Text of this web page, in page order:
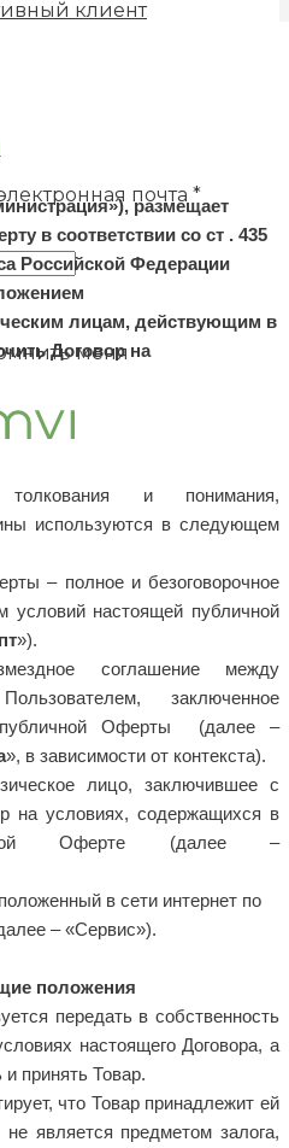
клиент
почта *
меня
размещает
в соответствии со ст . 435
Российской Федерации
лицам, действующим в
Договор на
и понимания,
используются в следующем
– полное и безоговорочное
условий настоящей публичной
»).
соглашение между
заключенное
публичной Оферты (далее –
», в зависимости от контекста).
лицо, заключившее с
на условиях, содержащихся в
Оферте (далее –
в сети интернет по
– «Сервис»).
положения
передать в собственность
настоящего Договора, а
принять Товар.
что Товар принадлежит ей
не является предметом залога,